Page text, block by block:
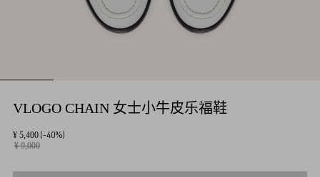
VLOGO CHAIN 女士小牛皮乐福鞋
¥ 5,400 (-40%)
¥ 9,000